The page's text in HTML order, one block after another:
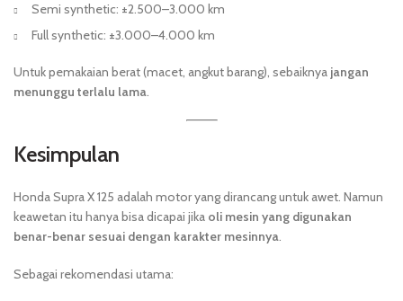
Semi synthetic: ±2.500–3.000 km
Full synthetic: ±3.000–4.000 km
Untuk pemakaian berat (macet, angkut barang), sebaiknya jangan
menunggu terlalu lama.
Kesimpulan
Honda Supra X 125 adalah motor yang dirancang untuk awet. Namun
keawetan itu hanya bisa dicapai jika oli mesin yang digunakan
benar-benar sesuai dengan karakter mesinnya.
Sebagai rekomendasi utama: